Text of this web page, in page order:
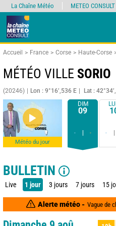
Accueil France Corse Haute-Corse
MÉTÉO VILLE SORIO
(20246) Lon : 9°16’,536 E Lat :
Météo du jour
DIM
09
- - -
BULLETIN
Live 1 jour 3 jours 7 jours 15
Alerte météo - Vague de
La Chaîne Météo METEO